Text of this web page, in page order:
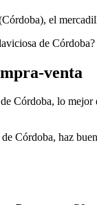
el
de
venta
Córdoba, lo
Córdoba, haz